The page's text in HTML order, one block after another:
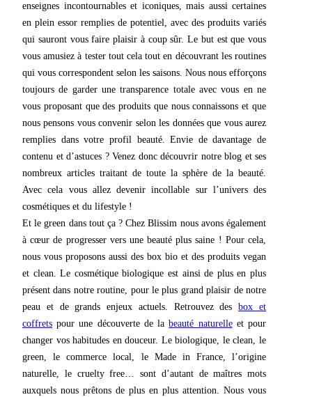
enseignes incontournables et iconiques, mais aussi certaines
en plein essor remplies de potentiel, avec des produits variés
qui sauront vous faire plaisir à coup sûr. Le but est que vous
vous amusiez à tester tout cela tout en découvrant les routines
qui vous correspondent selon les saisons. Nous nous efforçons
toujours de garder une transparence totale avec vous en ne
vous proposant que des produits que nous connaissons et que
nous pensons vous convenir selon les données que vous aurez
remplies dans votre profil beauté. Envie de davantage de
contenu et d’astuces ? Venez donc découvrir notre blog et ses
nombreux articles traitant de toute la sphère de la beauté.
Avec cela vous allez devenir incollable sur l’univers des
cosmétiques et du lifestyle !
Et le green dans tout ça ? Chez Blissim nous avons également
à cœur de progresser vers une beauté plus saine ! Pour cela,
nous vous proposons aussi des box bio et des produits vegan
et clean. Le cosmétique biologique est ainsi de plus en plus
présent dans notre routine, pour le plus grand plaisir de notre
peau et de grands enjeux actuels. Retrouvez desbox et
coffrets pour une découverte de labeauté naturelleet pour
changer vos habitudes en douceur. Le biologique, le clean, le
green, le commerce local, le Made in France, l’origine
naturelle, le cruelty free… sont d’autant de maîtres mots
auxquels nous prêtons de plus en plus attention. Nous vous